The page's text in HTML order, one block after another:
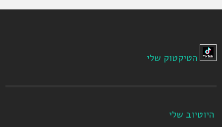
הטיקטוק שלי
היוטיוב שלי